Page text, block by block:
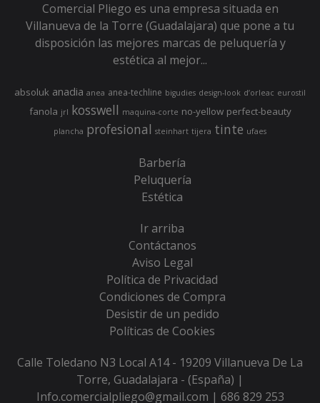
Comercial Pliego es una empresa situada en
Villanueva de la Torre (Guadalajara) que pone a tu
disposición las mejores marcas de peluquería y
estética al mejor...
absoluk anadia anea anea-techline bigudies design-look d’orleac eurostil
fanola jrl kosswell maquina-corte no-yellow perfect-beauty
plancha profesional steinhart tijera tinte ufaes
Barbería
Peluquería
Estética
Ir arriba
Contáctanos
Aviso Legal
Política de Privacidad
Condiciones de Compra
Desistir de un pedido
Políticas de Cookies
Calle Toledano N3 Local A14 - 19209 Villanueva De La
Torre, Guadalajara - (España) |
Info.comercialpliego@gmail.com | 686 829 253